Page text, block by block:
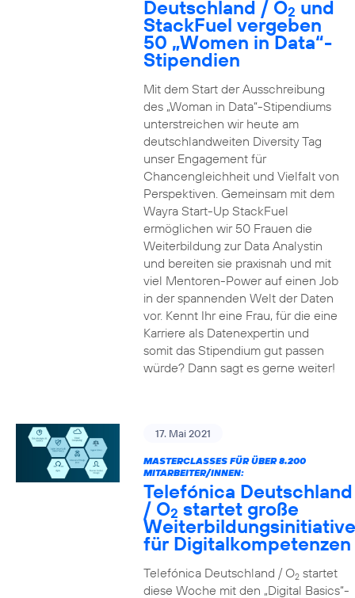
Deutschland / O2 und
StackFuel vergeben
50 „Women in Data“-
Stipendien
Mit dem Start der Ausschreibung
des „Woman in Data“-Stipendiums
unterstreichen wir heute am
deutschlandweiten Diversity Tag
unser Engagement für
Chancengleichheit und Vielfalt von
Perspektiven. Gemeinsam mit dem
Wayra Start-Up StackFuel
ermöglichen wir 50 Frauen die
Weiterbildung zur Data Analystin
und bereiten sie praxisnah und mit
viel Mentoren-Power auf einen Job
in der spannenden Welt der Daten
vor. Kennt Ihr eine Frau, für die eine
Karriere als Datenexpertin und
somit das Stipendium gut passen
würde? Dann sagt es gerne weiter!
17. Mai 2021
MASTERCLASSES FÜR ÜBER 8.200
MITARBEITER/INNEN:
Telefónica Deutschland
/ O2 startet große
Weiterbildungsinitiative
für Digitalkompetenzen
Telefónica Deutschland / O2startet
diese Woche mit den „Digital Basics“-